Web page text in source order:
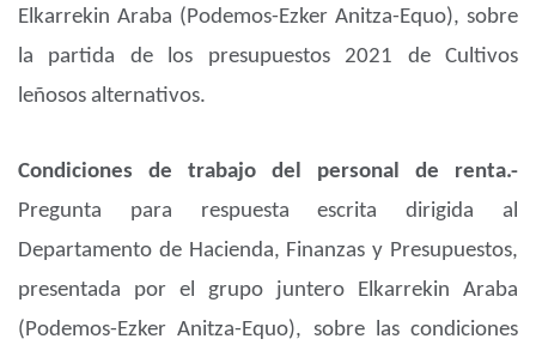
Elkarrekin Araba (Podemos-Ezker Anitza-Equo), sobre
la partida de los presupuestos 2021 de Cultivos
leñosos alternativos.
Condiciones de trabajo del personal de renta.-
Pregunta para respuesta escrita dirigida al
Departamento de Hacienda, Finanzas y Presupuestos,
presentada por el grupo juntero Elkarrekin Araba
(Podemos-Ezker Anitza-Equo), sobre las condiciones